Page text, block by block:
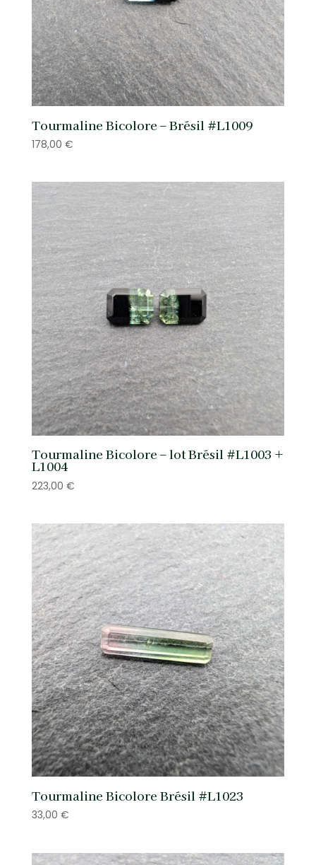
Tourmaline Bicolore – Brésil #L1009
178,00 €
Tourmaline Bicolore – lot Brésil #L1003 +
L1004
223,00 €
Tourmaline Bicolore Brésil #L1023
33,00 €